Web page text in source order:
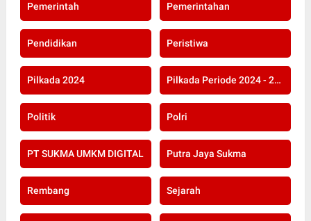
Pemerintah Pemerintahan
Pendidikan Peristiwa
Pilkada 2024 Pilkada Periode 2024 - 2029
Politik Polri
PT SUKMA UMKM DIGITAL Putra Jaya Sukma
Rembang Sejarah